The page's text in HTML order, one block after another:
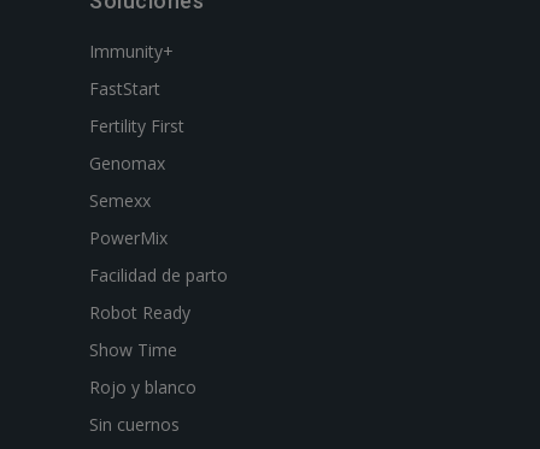
Immunity+
FastStart
Fertility First
Genomax
Semexx
PowerMix
Facilidad de parto
Robot Ready
Show Time
Rojo y blanco
Sin cuernos